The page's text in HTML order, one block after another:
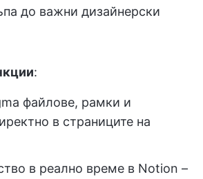
до важни дизайнерски
:
файлове, рамки и
в страниците на
в реално време в Notion –